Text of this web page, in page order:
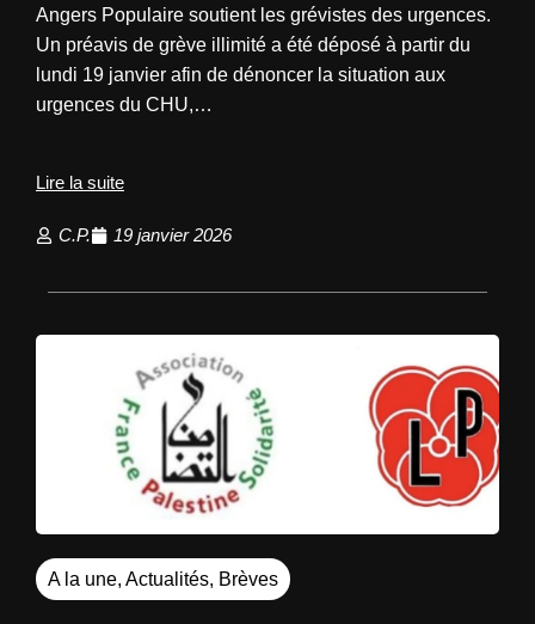
Angers Populaire soutient les grévistes des urgences.
Un préavis de grève illimité a été déposé à partir du
lundi 19 janvier afin de dénoncer la situation aux
urgences du CHU,…
Lire la suite
C.P. 19 janvier 2026
A la une, Actualités, Brèves